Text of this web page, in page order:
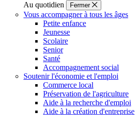
Au quotidien
Fermer
Vous accompagner à tous les âges
Petite enfance
Jeunesse
Scolaire
Senior
Santé
Accompagnement social
Soutenir l'économie et l'emploi
Commerce local
Préservation de l'agriculture
Aide à la recherche d'emploi
Aide à la création d'entreprise